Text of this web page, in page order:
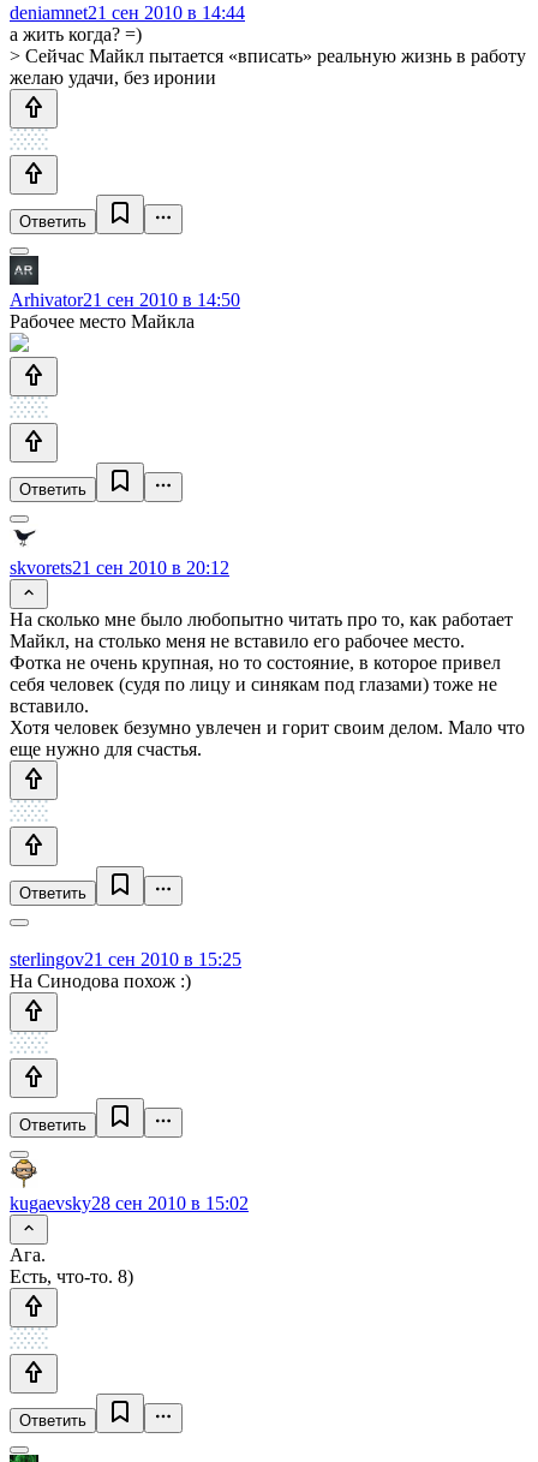
deniamnet21 сен 2010 в 14:44
а жить когда? =)
> Сейчас Майкл пытается «вписать» реальную жизнь в работу
желаю удачи, без иронии
Ответить
Arhivator21 сен 2010 в 14:50
Рабочее место Майкла
Ответить
skvorets21 сен 2010 в 20:12
На сколько мне было любопытно читать про то, как работает
Майкл, на столько меня не вставило его рабочее место.
Фотка не очень крупная, но то состояние, в которое привел
себя человек (судя по лицу и синякам под глазами) тоже не
вставило.
Хотя человек безумно увлечен и горит своим делом. Мало что
еще нужно для счастья.
Ответить
sterlingov21 сен 2010 в 15:25
На Синодова похож :)
Ответить
kugaevsky28 сен 2010 в 15:02
Ага.
Есть, что-то. 8)
Ответить